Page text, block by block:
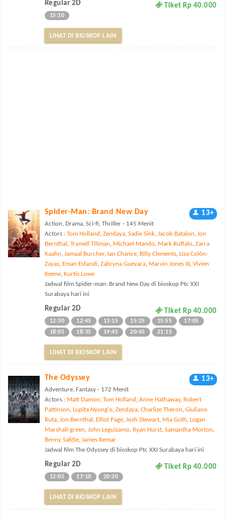
Regular 2D Tiket Rp 40.000
15:10
LIHAT DI BIOSKOP LAIN
Spider-Man: Brand New Day 13+
Action, Drama, Sci-fi, Thriller - 145 Menit
Actors : Tom Holland , Zendaya, Sadie Sink, Jacob Batalon, Jon
Bernthal , Tramell Tillman, Michael Mando, Mark Ruffalo, Zarra
Kaahn, Jamaal Burcher, Ian Chance, Billy Clements, Liza Colón-
Zayas, Eman Esfandi, Zabryna Guevara, Marvin Jones III, Vivien
Keene, Kurtis Lowe
Jadwal film Spider-man: Brand New Day di bioskop Ptc XXI
Surabaya hari ini
Regular 2D Tiket Rp 40.000
12:30 12:45 13:15 15:25 15:55
17:05
18:05
18:35 19:45 20:45 21:15
LIHAT DI BIOSKOP LAIN
The Odyssey 13+
Adventure, Fantasy - 172 Menit
Actors : Matt Damon, Tom Holland , Anne Hathaway, Robert
Pattinson, Lupita Nyong'o, Zendaya, Charlize Theron, Giuliano
Ruta, Jon Bernthal , Elliot Page, Josh Stewart, Mia Goth, Logan
Marshall-green, John Leguizamo, Ryan Hurst, Samantha Morton,
Benny Safdie, James Remar
Jadwal film The Odyssey di bioskop Ptc XXI Surabaya hari ini
Regular 2D Tiket Rp 40.000
12:05 17:10 20:20
LIHAT DI BIOSKOP LAIN